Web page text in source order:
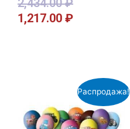
1,217.00 ₽
Распродажа!